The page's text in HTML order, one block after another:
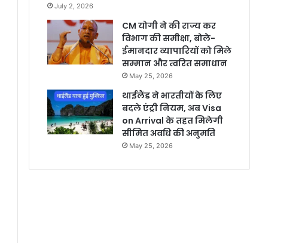
July 2, 2026
CM योगी ने की राज्य कर
विभाग की समीक्षा, बोले-
ईमानदार व्यापारियों को मिले
सम्मान और त्वरित समाधान
May 25, 2026
थाईलैंड ने भारतीयों के लिए
बदले एंट्री नियम, अब Visa
on Arrival के तहत मिलेगी
सीमित अवधि की अनुमति
May 25, 2026